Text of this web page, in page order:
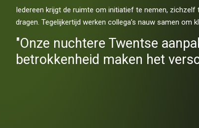
Iedereen krijgt de ruimte om initiatief te nemen,
dragen. Tegelijkertijd werken collega’s nauw samen om
"Onze nuchtere Twentse
betrokkenheid maken het